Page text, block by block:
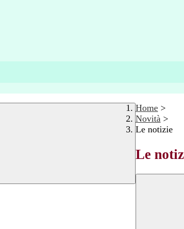
Home >
Novità >
Le notizie
Le